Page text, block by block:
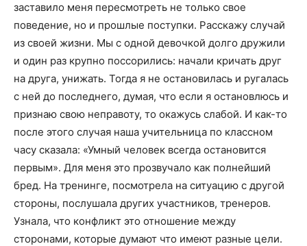
заставило меня пересмотреть не только свое
поведение, но и прошлые поступки. Расскажу случай
из своей жизни. Мы с одной девочкой долго дружили
и один раз крупно поссорились: начали кричать друг
на друга, унижать. Тогда я не остановилась и ругалась
с ней до последнего, думая, что если я остановлюсь и
признаю свою неправоту, то окажусь слабой. И как-то
после этого случая наша учительница по классном
часу сказала: «Умный человек всегда остановится
первым». Для меня это прозвучало как полнейший
бред. На тренинге, посмотрела на ситуацию с другой
стороны, послушала других участников, тренеров.
Узнала, что конфликт это отношение между
сторонами, которые думают что имеют разные цели.